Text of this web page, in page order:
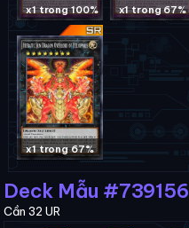
x1 trong 100% x1 trong 67%
x1 trong 67%
Deck Mẫu #739156
Cần 32 UR